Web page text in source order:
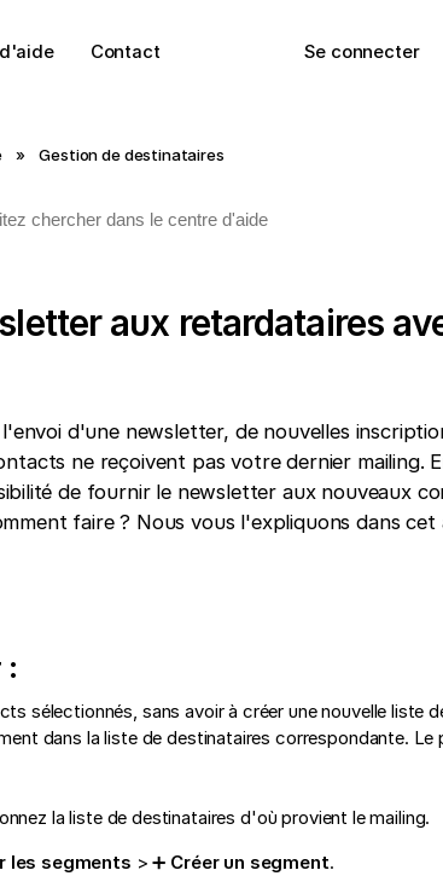
Contact Se connecter
» Gestion de destinataires
aux retardataires
d'une newsletter, de nouvelles
ne reçoivent pas votre dernier mailing.
de fournir le newsletter aux nouveaux
faire ? Nous vous l'expliquons dans cet
:
sélectionnés, sans avoir à créer une nouvelle liste
dans la liste de destinataires correspondante. Le
la liste de destinataires d'où provient le mailing.
les segments > ➕ Créer un segment.